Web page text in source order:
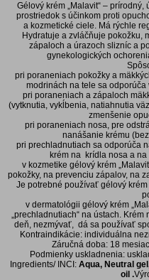
Gélový krém „Malavit“ –
prostriedok s účinkom proti
a kozmetické ciele. Má rýchle
Hydratuje a zvláčňuje pokožku,
zápaloch a úrazoch slizníc a
gynekologických
pri poraneniach pokožky a
modrinách na tele sa odporúča
pri poraneniach a zápaloch
(vytknutia, vykĺbenia, natiahnutia
zmenšenie
pri poraneniach nosa, pre
nanášanie krému
pri prechladnutiach sa odporúča
krém na krídla nosa a
v kozmetike gélový krém
pokožky, na prevenciu zápalov, na
Je potrebné používať gélový
v dermatológii gélový krém
„prechladnutiach“ na ústach.
deň, nezmývať, dá sa používať
Kontraindikácie: individuálna
Záručná doba: 18
Podmienky uskladnenia:
Ingredients/ INCI: Aqua, Neutral
oil .